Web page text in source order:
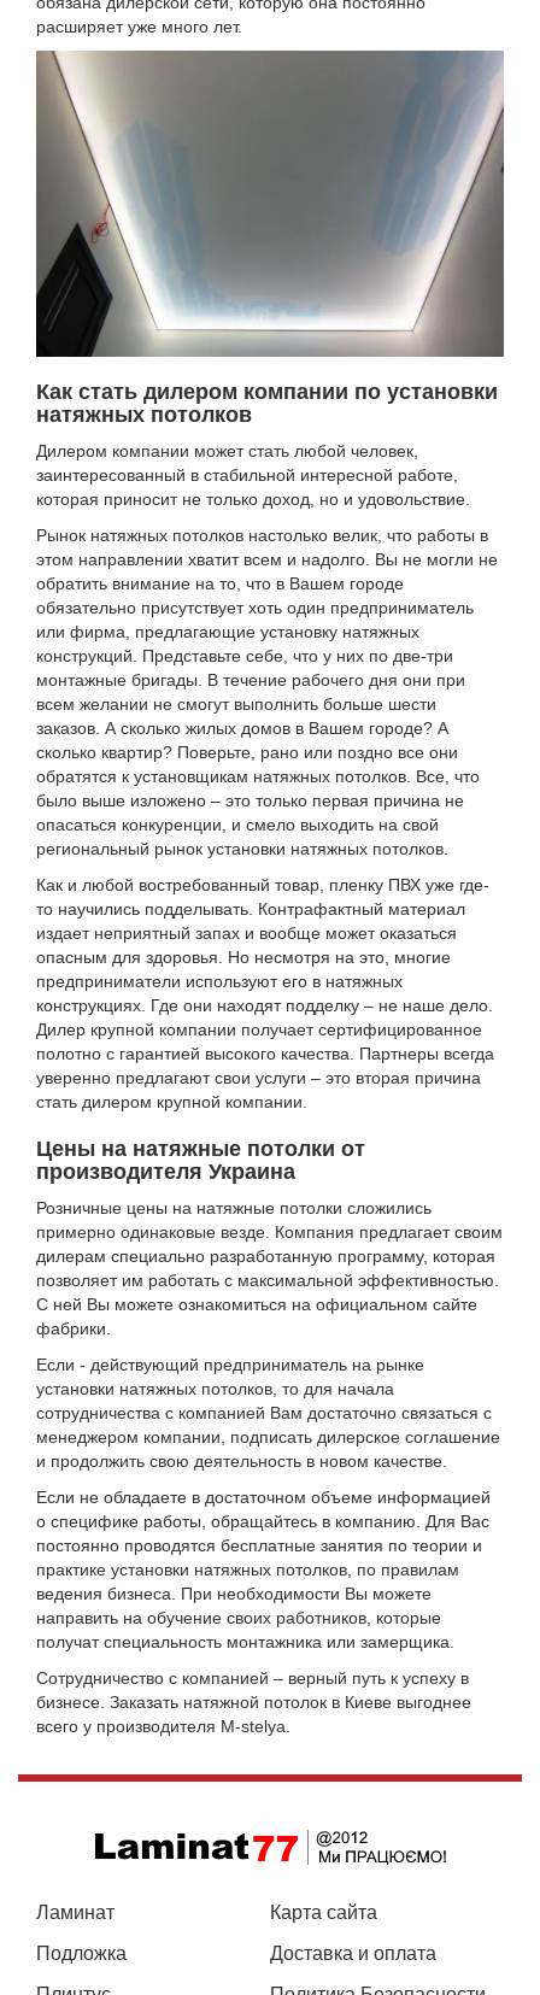
расширяет уже много лет.
Как стать дилером компании по установки
натяжных потолков
Дилером компании может стать любой человек,
заинтересованный в стабильной интересной работе,
которая приносит не только доход, но и удовольствие.
Рынок натяжных потолков настолько велик, что работы в
этом направлении хватит всем и надолго. Вы не могли не
обратить внимание на то, что в Вашем городе
обязательно присутствует хоть один предприниматель
или фирма, предлагающие установку натяжных
конструкций. Представьте себе, что у них по две-три
монтажные бригады. В течение рабочего дня они при
всем желании не смогут выполнить больше шести
заказов. А сколько жилых домов в Вашем городе? А
сколько квартир? Поверьте, рано или поздно все они
обратятся к установщикам натяжных потолков. Все, что
было выше изложено – это только первая причина не
опасаться конкуренции, и смело выходить на свой
региональный рынок установки натяжных потолков.
Как и любой востребованный товар, пленку ПВХ уже где-
то научились подделывать. Контрафактный материал
издает неприятный запах и вообще может оказаться
опасным для здоровья. Но несмотря на это, многие
предприниматели используют его в натяжных
конструкциях. Где они находят подделку – не наше дело.
Дилер крупной компании получает сертифицированное
полотно с гарантией высокого качества. Партнеры всегда
уверенно предлагают свои услуги – это вторая причина
стать дилером крупной компании.
Цены на натяжные потолки от
производителя Украина
Розничные цены на натяжные потолки сложились
примерно одинаковые везде. Компания предлагает своим
дилерам специально разработанную программу, которая
позволяет им работать с максимальной эффективностью.
С ней Вы можете ознакомиться на официальном сайте
фабрики.
Если - действующий предприниматель на рынке
установки натяжных потолков, то для начала
сотрудничества с компанией Вам достаточно связаться с
менеджером компании, подписать дилерское соглашение
и продолжить свою деятельность в новом качестве.
Если не обладаете в достаточном объеме информацией
о специфике работы, обращайтесь в компанию. Для Вас
постоянно проводятся бесплатные занятия по теории и
практике установки натяжных потолков, по правилам
ведения бизнеса. При необходимости Вы можете
направить на обучение своих работников, которые
получат специальность монтажника или замерщика.
Сотрудничество с компанией – верный путь к успеху в
бизнесе. Заказать натяжной потолок в Киеве выгоднее
всего у производителя M-stelya.
Ламинат
Подложка
Карта сайта
Доставка и оплата